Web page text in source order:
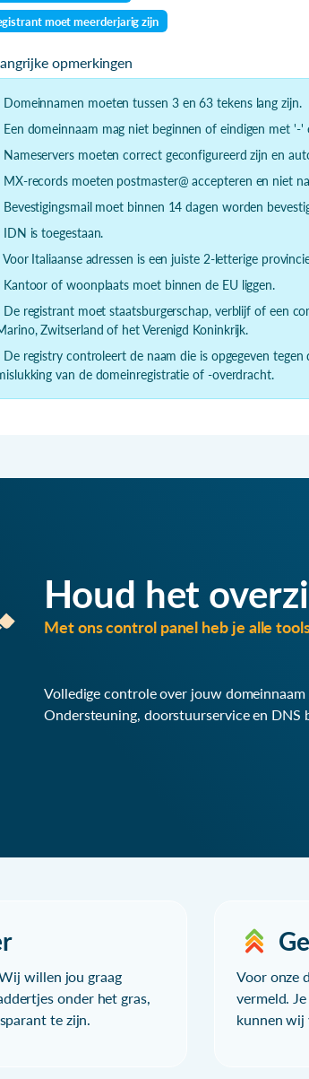
moet meerderjarig zijn
opmerkingen
Domeinnamen moeten tussen 3 en 63 tekens lang zijn.
Een domeinnaam mag niet beginnen of eindigen met '-
Nameservers moeten correct geconfigureerd zijn en
MX-records moeten postmaster@ accepteren en niet
Bevestigingsmail moet binnen 14 dagen worden
IDN is toegestaan.
Voor Italiaanse adressen is een juiste 2-letterige
Kantoor of woonplaats moet binnen de EU liggen.
De registrant moet staatsburgerschap, verblijf of een
Zwitserland of het Verenigd Koninkrijk.
De registry controleert de naam die is opgegeven
van de domeinregistratie of -overdracht.
Houd het
Met ons control panel heb je alle
Volledige controle over jouw
Ondersteuning, doorstuurservice en DNS
willen jou graag
onder het gras,
te zijn.
Voor onze
vermeld.
kunnen wij